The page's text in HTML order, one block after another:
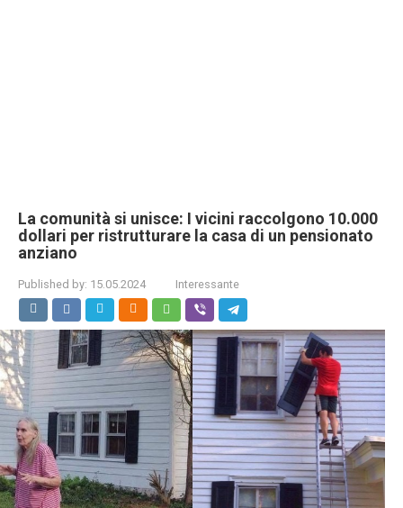
La comunità si unisce: I vicini raccolgono 10.000
dollari per ristrutturare la casa di un pensionato
anziano
Published by: 15.05.2024 Interessante